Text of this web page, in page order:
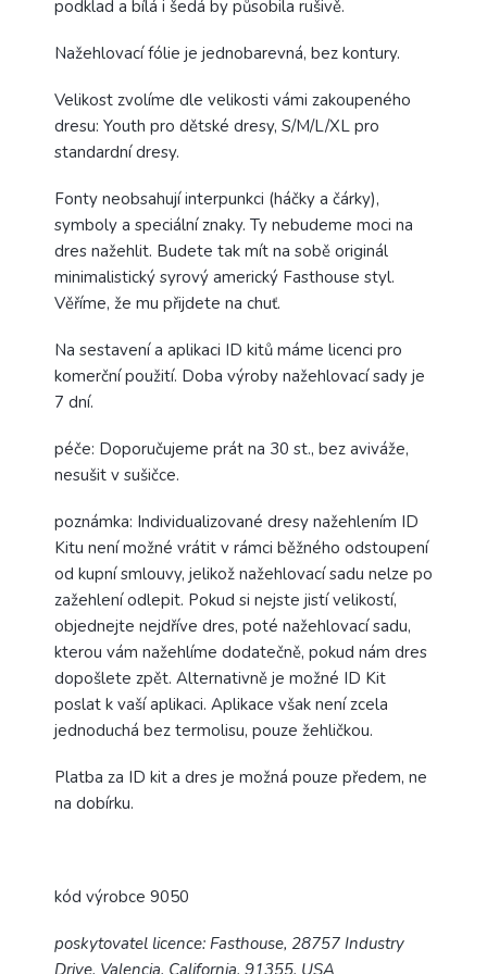
podklad a bílá i šedá by působila rušivě.
Nažehlovací fólie je jednobarevná, bez kontury.
Velikost zvolíme dle velikosti vámi zakoupeného
dresu: Youth pro dětské dresy, S/M/L/XL pro
standardní dresy.
Fonty neobsahují interpunkci (háčky a čárky),
symboly a speciální znaky. Ty nebudeme moci na
dres nažehlit. Budete tak mít na sobě originál
minimalistický syrový americký Fasthouse styl.
Věříme, že mu přijdete na chuť.
Na sestavení a aplikaci ID kitů máme licenci pro
komerční použití. Doba výroby nažehlovací sady je
7 dní.
péče: Doporučujeme prát na 30 st., bez aviváže,
nesušit v sušičce.
poznámka: Individualizované dresy nažehlením ID
Kitu není možné vrátit v rámci běžného odstoupení
od kupní smlouvy, jelikož nažehlovací sadu nelze po
zažehlení odlepit. Pokud si nejste jistí velikostí,
objednejte nejdříve dres, poté nažehlovací sadu,
kterou vám nažehlíme dodatečně, pokud nám dres
dopošlete zpět. Alternativně je možné ID Kit
poslat k vaší aplikaci. Aplikace však není zcela
jednoduchá bez termolisu, pouze žehličkou.
Platba za ID kit a dres je možná pouze předem, ne
na dobírku.
kód výrobce 9050
poskytovatel licence: Fasthouse, 28757 Industry